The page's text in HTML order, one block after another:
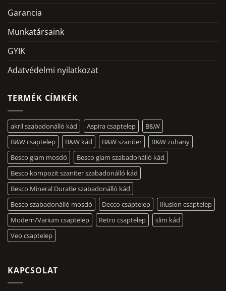
Garancia
Munkatársaink
GYIK
Adatvédelmi nyilatkozat
TERMÉK CÍMKÉK
akril szabadonálló kád Aspira csaptelep
B&W
B&W csaptelep
B&W kád B&W szaniter
B&W zuhany
Besco glam mosdó
Besco glam szabadonálló kád
Besco kompozit szaniter szabadonálló kád
Besco Mineral DuraBe szabadonálló kád
Besco szabadonálló mosdó
Decco csaptelep
Illusion csaptelep
Modern/Varium csaptelep
Retro csaptelep
slim kád
Veo csaptelep
KAPCSOLAT